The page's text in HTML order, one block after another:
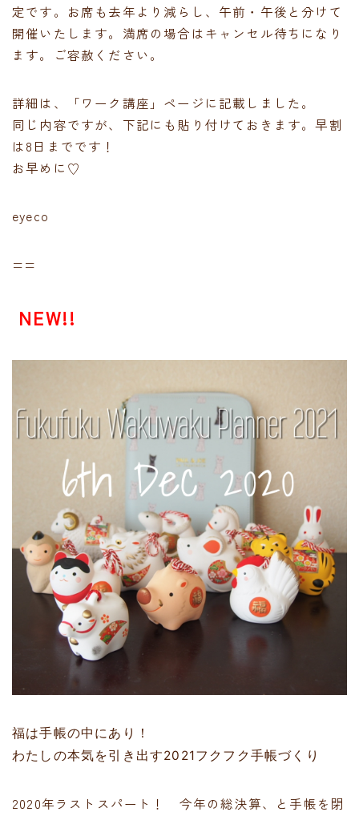
定です。お席も去年より減らし、午前・午後と分けて
開催いたします。満席の場合はキャンセル待ちになり
ます。ご容赦ください。
詳細は、「ワーク講座」ページに記載しました。
同じ内容ですが、下記にも貼り付けておきます。早割
は8日までです！
お早めに♡
eyeco
==
NEW!!
福は手帳の中にあり！
わたしの本気を引き出す2021フクフク手帳づくり
2020年ラストスパート！ 今年の総決算、と手帳を閉